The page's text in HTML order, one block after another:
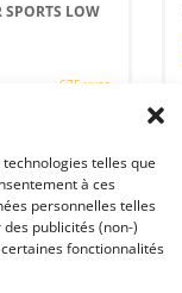
telles que
à ces
personnelles telles
publicités (non-)
fonctionnalités
SPORTS LOW
675 vues
Sports Low
Le Mans
les courses
valide
sur route